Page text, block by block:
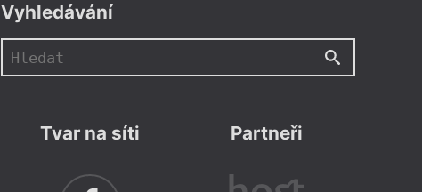
Vyhledávání
Tvar na síti Partneři